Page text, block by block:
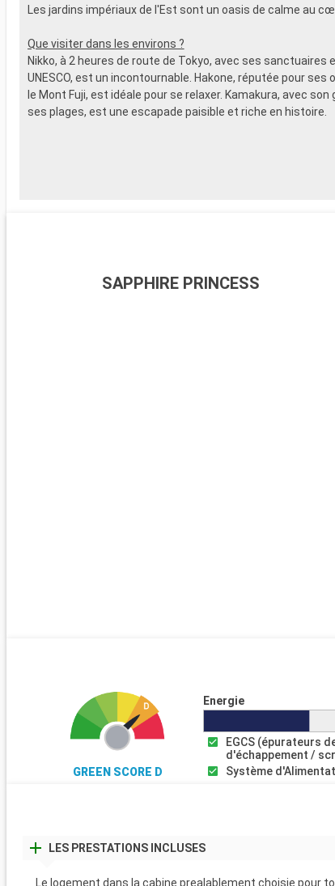
Les jardins impériaux de l'Est sont un oasis de calme au
Que visiter dans les environs ?
Nikko, à 2 heures de route de Tokyo, avec ses sanctuaires
UNESCO, est un incontournable. Hakone, réputée pour ses
le Mont Fuji, est idéale pour se relaxer. Kamakura, avec son
ses plages, est une escapade paisible et riche en histoire.
SAPPHIRE PRINCESS
GREEN SCORE D
Energie
EGCS (épurateurs
d'échappement /
Système
LES PRESTATIONS INCLUSES
Le logement dans la cabine prealablement choisie pour